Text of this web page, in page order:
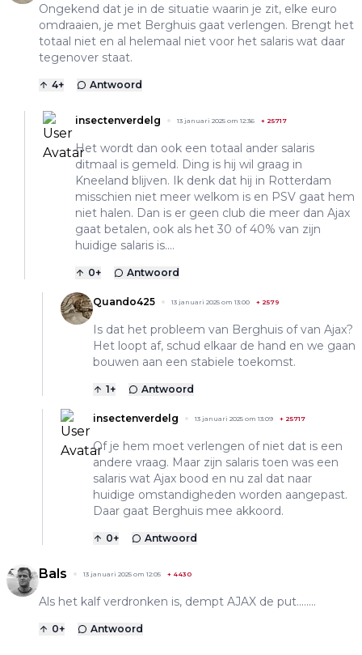
Ongekend dat je in de situatie waarin je zit, elke euro
omdraaien, je met Berghuis gaat verlengen. Brengt het
totaal niet en al helemaal niet voor het salaris wat daar
tegenover staat.
4+ Antwoord
insectenverdelg 13 januari 2025 om 12:36 + 25717
Het wordt dan ook een totaal ander salaris
ditmaal is gemeld. Ding is hij wil graag in
Kneeland blijven. Ik denk dat hij in Rotterdam
misschien niet meer welkom is en PSV gaat hem
niet halen. Dan is er geen club die meer dan Ajax
gaat betalen, ook als het 30 of 40% van zijn
huidige salaris is....
0+ Antwoord
Quando425 13 januari 2025 om 13:00 + 2579
Is dat het probleem van Berghuis of van Ajax?
Het loopt af, schud elkaar de hand en we gaan
bouwen aan een stabiele toekomst.
1+ Antwoord
insectenverdelg 13 januari 2025 om 13:09 + 25717
Of je hem moet verlengen of niet dat is een
andere vraag. Maar zijn salaris toen was een
salaris wat Ajax bood en nu zal dat naar
huidige omstandigheden worden aangepast.
Daar gaat Berghuis mee akkoord.
0+ Antwoord
Bals 13 januari 2025 om 12:05 + 4430
Als het kalf verdronken is, dempt AJAX de put........
0+ Antwoord